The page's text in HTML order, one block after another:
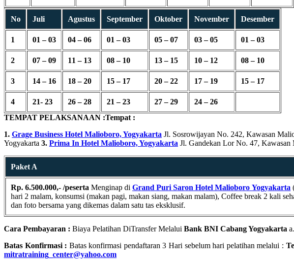
No Juli Agustus September Oktober November Desember
1 01 – 03 04 – 06 01 – 03 05 – 07 03 – 05 01 – 03
2 07 – 09 11 – 13 08 – 10 13 – 15 10 – 12 08 – 10
3 14 – 16 18 – 20 15 – 17 20 – 22 17 – 19 15 – 17
4 21- 23 26 – 28 21 – 23 27 – 29
24 – 26
TEMPAT PELAKSANAAN :Tempat :
1. Grage Business Hotel Malioboro, Yogyakarta Jl. Sosrowijayan No. 242, Kawasan
Yogyakarta 3. Prima In Hotel Malioboro, Yogyakarta Jl. Gandekan Lor No. 47, Kawasan
Paket A
Rp. 6.500.000,- /peserta Menginap di Grand Puri Saron Hotel Malioboro Yogyakarta
hari 2 malam, konsumsi (makan pagi, makan siang, makan malam), Coffee break 2 kali
dan foto bersama yang dikemas dalam satu tas eksklusif.
Cara Pembayaran : Biaya Pelatihan DiTransfer Melalui Bank BNI Cabang Yogyakarta
Batas Konfirmasi : Batas konfirmasi pendaftaran 3 Hari sebelum hari pelatihan melalui :
mitratraining_center@yahoo.com